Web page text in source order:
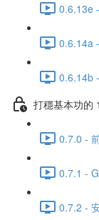
0.6.13e
0.6.14a
0.6.14b
打穩基本功的
0.7.0 -
0.7.1 -
0.7.2 -